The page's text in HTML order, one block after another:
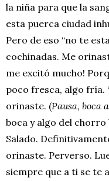
la niña para que la
esta puerca ciudad
Pero de eso “no te
cochinadas. Me
me excitó mucho!
poco fresca, algo fría.
orinaste. (Pausa, boca
boca y algo del chorro
Salado.
orinaste. Perverso.
siempre que a ti se te